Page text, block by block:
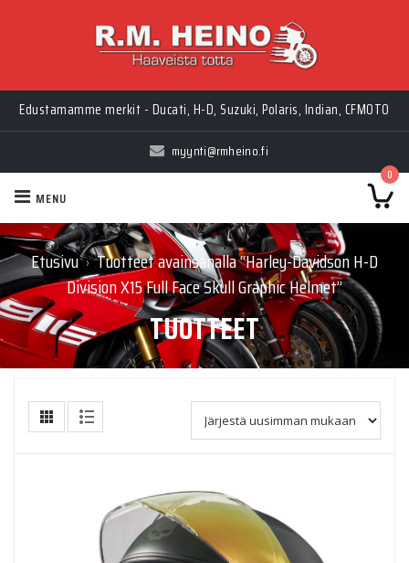
Edustamamme merkit - Ducati, H-D, Suzuki, Polaris, Indian, CFMOTO
myynti@rmheino.fi
0
MENU
Etusivu › Tuotteet avainsanalla “Harley-Davidson H-D
Division X15 Full Face Skull Graphic Helmet”
TUOTTEET